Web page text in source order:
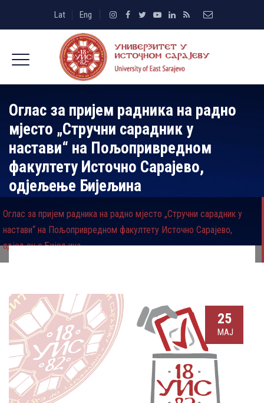
Lat Eng
Оглас за пријем радника на радно
мјесто „Стручни сарадник у
настави“ на Пољопривредном
факултету Источно Сарајево,
одјељење Бијељина
Оглас за пријем радника на радно мјесто „Стручни сарадник у
настави“ на Пољопривредном факултету Источно Сарајево,
одјељење Бијељина
25
МАЈ